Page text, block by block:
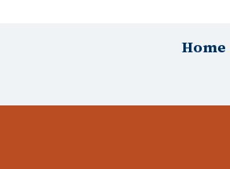
HoofdnavigatieHome